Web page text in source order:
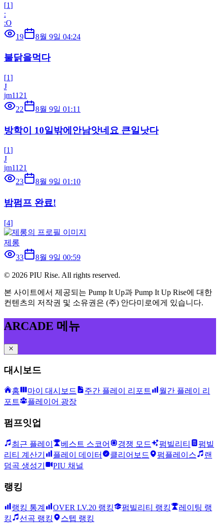
[1]
:
:O
19
8월 9일 04:24
불닭을먹다
[1]
J
jm1121
22
8월 9일 01:11
방학이 10일밖에안남앗네요 큰일낫다
[1]
J
jm1121
23
8월 9일 01:10
밤펌프 완료!
[4]
제롱
33
8월 9일 00:59
© 2026 PIU Rise. All rights reserved.
본 사이트에서 제공되는 Pump It Up과 Pump It Up Rise에 대한
컨텐츠의 저작권 및 소유권은 (주) 안다미로에게 있습니다.
ARCADE 메뉴
대시보드
홈 마이 대시보드 주간 플레이 리포트
월간 플레이 리
포트
플레이어 광장
펌프잇업
최근 플레이 베스트 스코어 경쟁 모드 펌빌리티
펌빌
리티 계산기
플레이 데이터 클리어보드 펌플레이스
랜
덤곡 생성기
PIU 채널
랭킹
랭킹 통계 OVER LV.20 랭킹 펌빌리티 랭킹
레이팅 랭
킹
선곡 랭킹 스텝 랭킹